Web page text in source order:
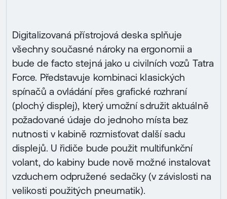
Digitalizovaná přístrojová deska splňuje
všechny současné nároky na ergonomii a
bude de facto stejná jako u civilních vozů Tatra
Force. Představuje kombinaci klasických
spínačů a ovládání přes grafické rozhraní
(plochý displej), který umožní sdružit aktuálně
požadované údaje do jednoho místa bez
nutnosti v kabině rozmisťovat další sadu
displejů. U řidiče bude použit multifunkční
volant, do kabiny bude nově možné instalovat
vzduchem odpružené sedačky (v závislosti na
velikosti použitých pneumatik).